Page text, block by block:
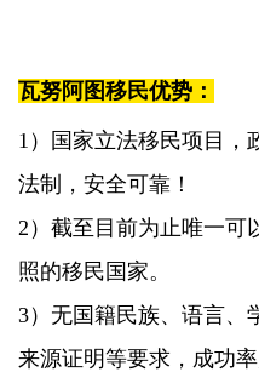
瓦努阿图移民优势：
1）国家立法移民项目，
法制，安全可靠！
2）截至目前为止唯一可
照的移民国家。
3）无国籍民族、语言、
来源证明等要求，成功率